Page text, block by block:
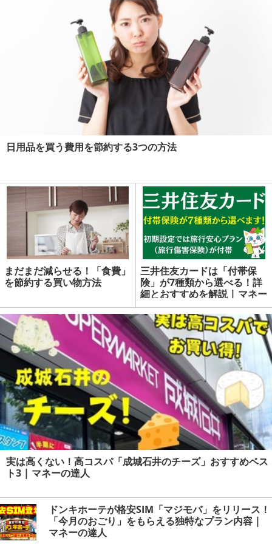
日用品を買う費用を節約する3つの方法
まだまだ減らせる！「食費」
を節約する買い物方法
三井住友カードは「付帯保
険」が7種類から選べる！詳
細とおすすめを解説 | マネー
の達人
実は高くない！高コスパ「成城石井のチーズ」おすすめベス
ト3 | マネーの達人
ドンキホーテが格安SIM「マジモバ」をリリース！
「今月のおごり」をもらえる独特なプラン内容 |
マネーの達人